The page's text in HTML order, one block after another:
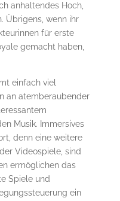
anhaltendes Hoch,
Übrigens, wenn ihr
für erste
gemacht haben,
einfach viel
an atemberaubender
Musik. Immersives
denn eine weitere
Videospiele, sind
ermöglichen das
Spiele und
ein